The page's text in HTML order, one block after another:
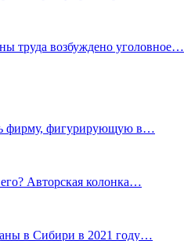
труда возбуждено уголовное…
фирму, фигурирующую в…
Авторская колонка…
в Сибири в 2021 году…